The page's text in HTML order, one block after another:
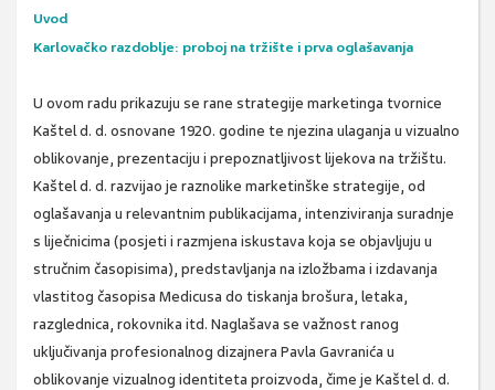
Uvod
Karlovačko razdoblje: proboj na tržište i prva oglašavanja
U ovom radu prikazuju se rane strategije marketinga tvornice
Kaštel d. d. osnovane 1920. godine te njezina ulaganja u vizualno
oblikovanje, prezentaciju i prepoznatljivost lijekova na tržištu.
Kaštel d. d. razvijao je raznolike marketinške strategije, od
oglašavanja u relevantnim publikacijama, intenziviranja suradnje
s liječnicima (posjeti i razmjena iskustava koja se objavljuju u
stručnim časopisima), predstavljanja na izložbama i izdavanja
vlastitog časopisa Medicusa do tiskanja brošura, letaka,
razglednica, rokovnika itd. Naglašava se važnost ranog
uključivanja profesionalnog dizajnera Pavla Gavranića u
oblikovanje vizualnog identiteta proizvoda, čime je Kaštel d. d.